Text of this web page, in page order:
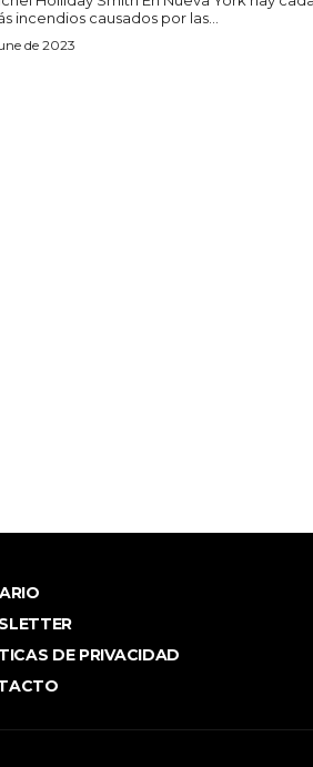
incendios causados por las...
de 2023
DE PRIVACIDAD